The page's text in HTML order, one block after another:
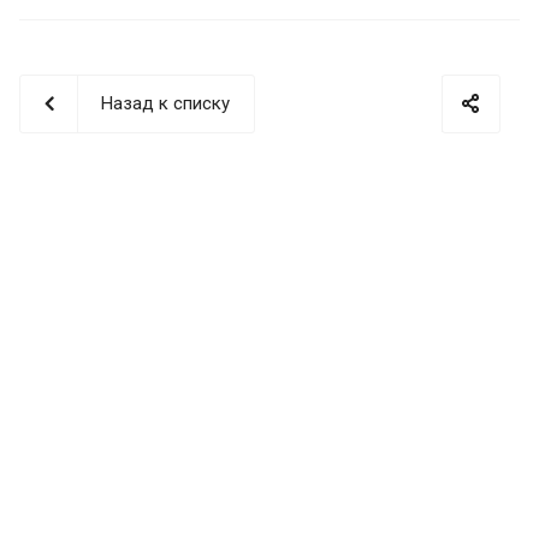
Назад к списку